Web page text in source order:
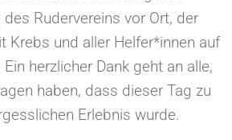
Rudervereins vor Ort, der
Krebs und aller Helfer*innen auf
herzlicher Dank geht an alle,
haben, dass dieser Tag zu
Erlebnis wurde.